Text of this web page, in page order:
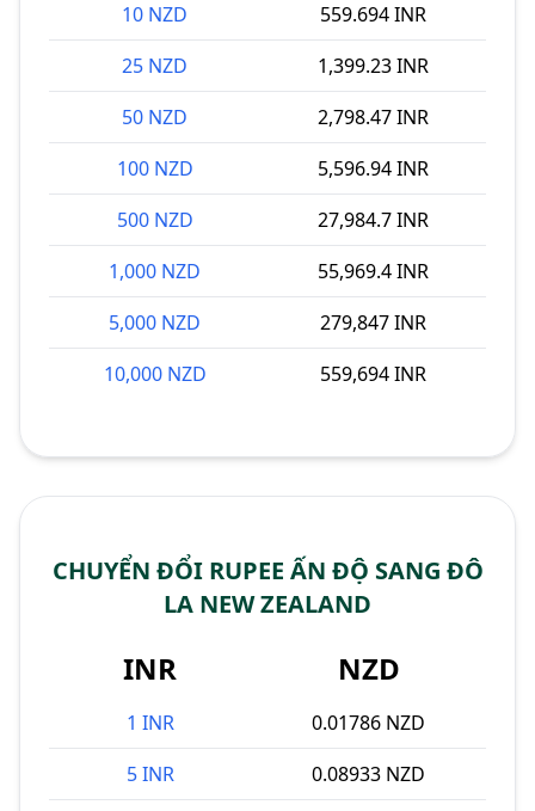
10 NZD
559.694 INR
25 NZD
1,399.23 INR
50 NZD
2,798.47 INR
100 NZD
5,596.94 INR
500 NZD
27,984.7 INR
1,000 NZD
55,969.4 INR
5,000 NZD
279,847 INR
10,000 NZD
559,694 INR
CHUYỂN ĐỔI RUPEE ẤN ĐỘ SANG ĐÔ
LA NEW ZEALAND
INR NZD
1 INR
0.01786 NZD
5 INR
0.08933 NZD